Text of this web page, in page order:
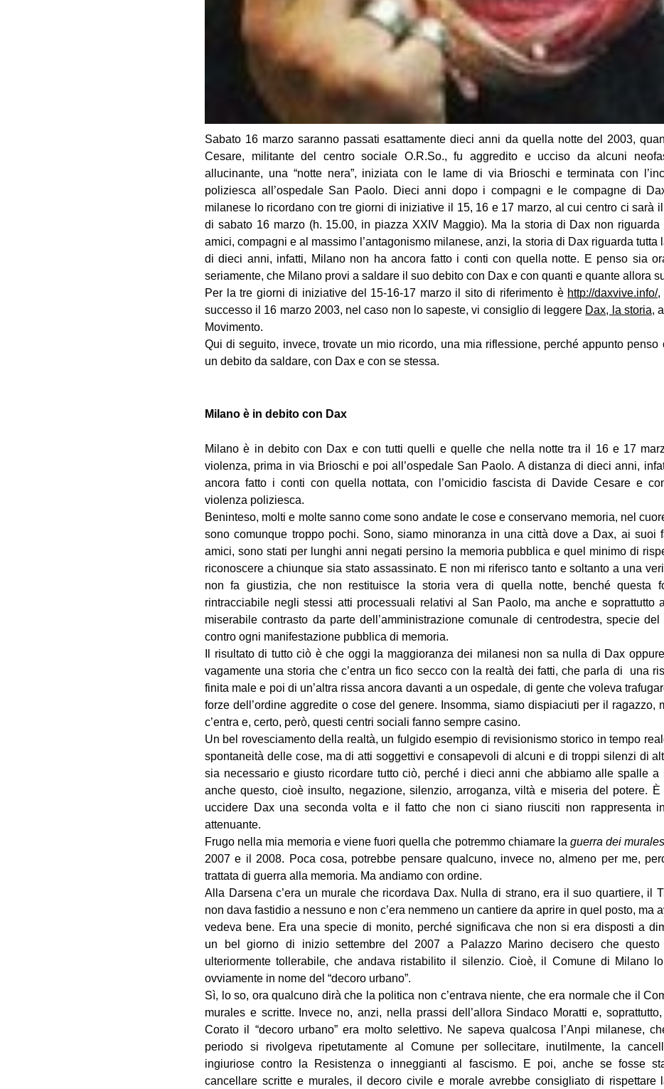
Sabato 16 marzo saranno passati esattamente dieci anni da quella notte del 2003,
Cesare, militante del centro sociale O.R.So., fu aggredito e ucciso da alcuni
allucinante, una “notte nera”, iniziata con le lame di via Brioschi e terminata con
poliziesca all’ospedale San Paolo. Dieci anni dopo i compagni e le compagne di
milanese lo ricordano con tre giorni di iniziative il 15, 16 e 17 marzo, al cui centro ci sarà
di sabato 16 marzo (h. 15.00, in piazza XXIV Maggio). Ma la storia di Dax non riguarda
amici, compagni e al massimo l’antagonismo milanese, anzi, la storia di Dax riguarda tutta
di dieci anni, infatti, Milano non ha ancora fatto i conti con quella notte. E penso sia
seriamente, che Milano provi a saldare il suo debito con Dax e con quanti e quante allora
Per la tre giorni di iniziative del 15-16-17 marzo il sito di riferimento è http://daxvive.info/,
successo il 16 marzo 2003, nel caso non lo sapeste, vi consiglio di leggere Dax, la storia,
Movimento.
Qui di seguito, invece, trovate un mio ricordo, una mia riflessione, perché appunto penso
un debito da saldare, con Dax e con se stessa.
Milano è in debito con Dax
Milano è in debito con Dax e con tutti quelli e quelle che nella notte tra il 16 e 17
violenza, prima in via Brioschi e poi all’ospedale San Paolo. A distanza di dieci anni,
ancora fatto i conti con quella nottata, con l’omicidio fascista di Davide Cesare e
violenza poliziesca.
Beninteso, molti e molte sanno come sono andate le cose e conservano memoria, nel
sono comunque troppo pochi. Sono, siamo minoranza in una città dove a Dax, ai suoi
amici, sono stati per lunghi anni negati persino la memoria pubblica e quel minimo di
riconoscere a chiunque sia stato assassinato. E non mi riferisco tanto e soltanto a una
non fa giustizia, che non restituisce la storia vera di quella notte, benché questa
rintracciabile negli stessi atti processuali relativi al San Paolo, ma anche e soprattutto
miserabile contrasto da parte dell’amministrazione comunale di centrodestra, specie
contro ogni manifestazione pubblica di memoria.
Il risultato di tutto ciò è che oggi la maggioranza dei milanesi non sa nulla di Dax
vagamente una storia che c’entra un fico secco con la realtà dei fatti, che parla di una
finita male e poi di un’altra rissa ancora davanti a un ospedale, di gente che voleva
forze dell’ordine aggredite o cose del genere. Insomma, siamo dispiaciuti per il ragazzo,
c’entra e, certo, però, questi centri sociali fanno sempre casino.
Un bel rovesciamento della realtà, un fulgido esempio di revisionismo storico in tempo
spontaneità delle cose, ma di atti soggettivi e consapevoli di alcuni e di troppi silenzi di
sia necessario e giusto ricordare tutto ciò, perché i dieci anni che abbiamo alle spalle a
anche questo, cioè insulto, negazione, silenzio, arroganza, viltà e miseria del potere.
uccidere Dax una seconda volta e il fatto che non ci siano riusciti non rappresenta
attenuante.
Frugo nella mia memoria e viene fuori quella che potremmo chiamare laguerra dei murales
2007 e il 2008. Poca cosa, potrebbe pensare qualcuno, invece no, almeno per me,
trattata di guerra alla memoria. Ma andiamo con ordine.
Alla Darsena c’era un murale che ricordava Dax. Nulla di strano, era il suo quartiere, il
non dava fastidio a nessuno e non c’era nemmeno un cantiere da aprire in quel posto, ma
vedeva bene. Era una specie di monito, perché significava che non si era disposti a
un bel giorno di inizio settembre del 2007 a Palazzo Marino decisero che
ulteriormente tollerabile, che andava ristabilito il silenzio. Cioè, il Comune di Milano
ovviamente in nome del “decoro urbano”.
Sì, lo so, ora qualcuno dirà che la politica non c’entrava niente, che era normale che il
murales e scritte. Invece no, anzi, nella prassi dell’allora Sindaco Moratti e,
Corato il “decoro urbano” era molto selettivo. Ne sapeva qualcosa l’Anpi milanese,
periodo si rivolgeva ripetutamente al Comune per sollecitare, inutilmente, la
ingiuriose contro la Resistenza o inneggianti al fascismo. E poi, anche se fosse
cancellare scritte e murales, il decoro civile e morale avrebbe consigliato di rispettare